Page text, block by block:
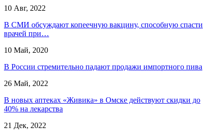
10 Авг, 2022
В СМИ обсуждают копеечную вакцину, способную спасти
врачей при…
10 Май, 2020
В России стремительно падают продажи импортного пива
26 Май, 2022
В новых аптеках «Живика» в Омске действуют скидки до
40% на лекарства
21 Дек, 2022